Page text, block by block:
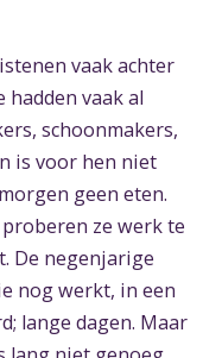
vaak achter
hadden vaak al
schoonmakers,
is voor hen niet
geen eten.
ze werk te
De negenjarige
nog werkt, in een
lange dagen. Maar